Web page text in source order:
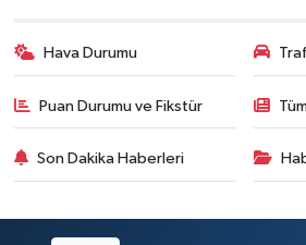
Hava Durumu
Puan Durumu ve Fikstür
Son Dakika Haberleri